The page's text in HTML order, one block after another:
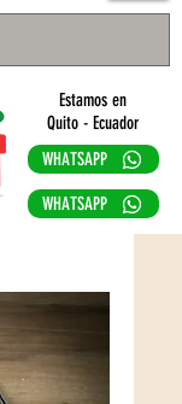
Estamos en
Quito - Ecuador
WHATSAPP
WHATSAPP